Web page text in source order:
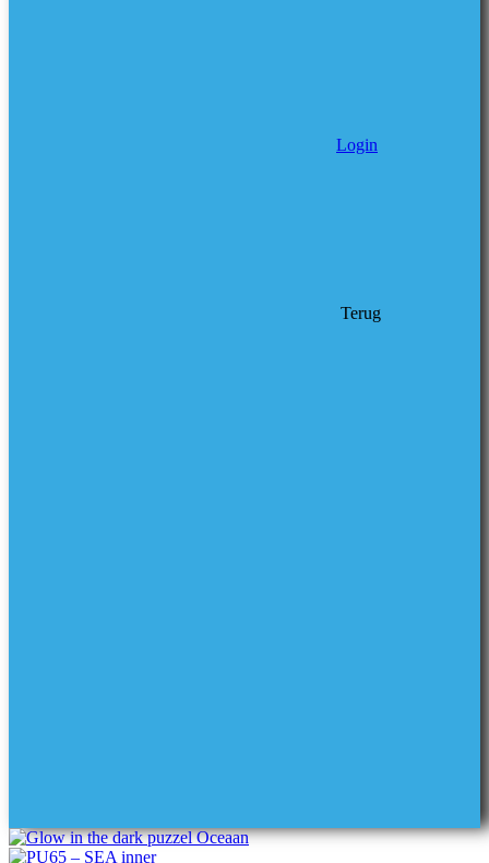
Login
Terug